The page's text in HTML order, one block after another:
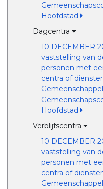
Hoofdstad
Dagcentra
10 DECEMBER
vaststelling van
personen met
centra of
Hoofdstad
Verblijfscentra
10 DECEMBER
vaststelling van
personen met
centra of